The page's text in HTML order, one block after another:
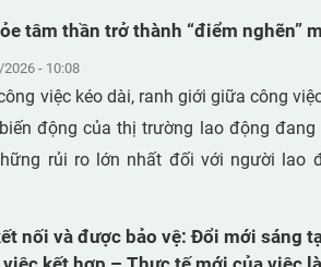
tâm thần trở thành “điểm nghẽn”
- 10:08
việc kéo dài, ranh giới giữa công
động của thị trường lao động
rủi ro lớn nhất đối với người lao
rủi ro tâm lý – xã hội liên quan đến
mỗi năm trên toàn cầu. Không còn là
động trực tiếp đến năng suất lao
nối và được bảo vệ: Đổi mới sáng